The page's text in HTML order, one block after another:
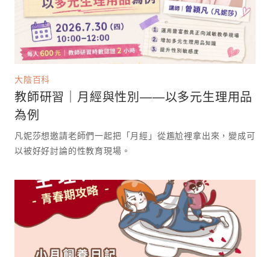
大陰百科
教師研習｜月經與性別——以多元生理用品
為例
凡妮莎想邀請老師們一起把「月經」從尷尬裡拿出來，變成可